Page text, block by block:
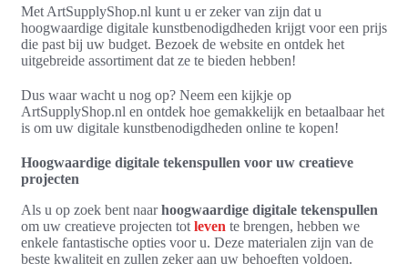
Met ArtSupplyShop.nl kunt u er zeker van zijn dat u
hoogwaardige digitale kunstbenodigdheden krijgt voor een prijs
die past bij uw budget. Bezoek de website en ontdek het
uitgebreide assortiment dat ze te bieden hebben!
Dus waar wacht u nog op? Neem een kijkje op
ArtSupplyShop.nl en ontdek hoe gemakkelijk en betaalbaar het
is om uw digitale kunstbenodigdheden online te kopen!
Hoogwaardige digitale tekenspullen voor uw creatieve
projecten
Als u op zoek bent naarhoogwaardige digitale tekenspullen
om uw creatieve projecten tot leven te brengen, hebben we
enkele fantastische opties voor u. Deze materialen zijn van de
beste kwaliteit en zullen zeker aan uw behoeften voldoen.